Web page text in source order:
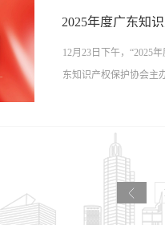
扫描以下二维码报名，
业专家、知识产权服
和外贸工作高质量发
以来，广州开发区创新
预审+PPH（专利审查
表机构5家，占比全国
利申请量681件，连续
探索打造集知识产权
护网”。实战培训聚焦
2025年度广东知
12月23日下午，“2025
东知识产权保护协会主
识产权示范企业和优
助力知识产权强省建
典型案例，经由资深
例进行全面评析，最终